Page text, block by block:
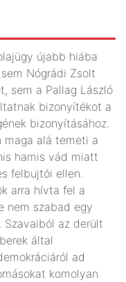
újabb hiába
Nógrádi Zsolt
sem a Pallag László
bizonyítékot a
bizonyításához.
maga alá temeti a
hamis vád miatt
felbujtói ellen.
arra hívta fel a
nem szabad egy
Szavaiból az derült
által
ad
komolyan